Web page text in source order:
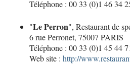
Téléphone : 00 33 (0)1 46 34
"Le Perron", Restaurant de
6 rue Perronet, 75007 PARIS
Téléphone : 00 33 (0)1 45 44
Web site : http://